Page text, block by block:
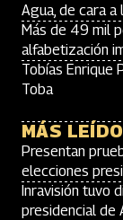
Agua, de cara
Más de 49 mil
alfabetización
Tobías Enrique
Toba
MÁS LEÍDO
Presentan
elecciones
Inravisión tuvo
presidencial de